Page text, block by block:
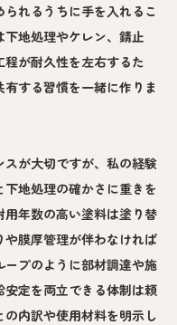
れるうちに手を入れるこ
地処理やケレン、錆止
が耐久性を左右するた
する習慣を一緒に作りま
が大切ですが、私の経験
地処理の確かさに重きを
年数の高い塗料は塗り替
膜厚管理が伴わなければ
プのように部材調達や施
定を両立できる体制は頼
内訳や使用材料を明示し